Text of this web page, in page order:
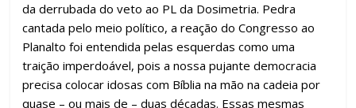
da derrubada do veto ao PL da Dosimetria. Pedra
cantada pelo meio político, a reação do Congresso ao
Planalto foi entendida pelas esquerdas como uma
traição imperdoável, pois a nossa pujante democracia
precisa colocar idosas com Bíblia na mão na cadeia por
quase – ou mais de – duas décadas. Essas mesmas